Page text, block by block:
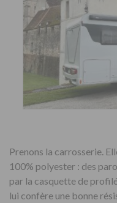
Prenons la carrosserie.
100% polyester : des
par la casquette de
lui confère une bonne